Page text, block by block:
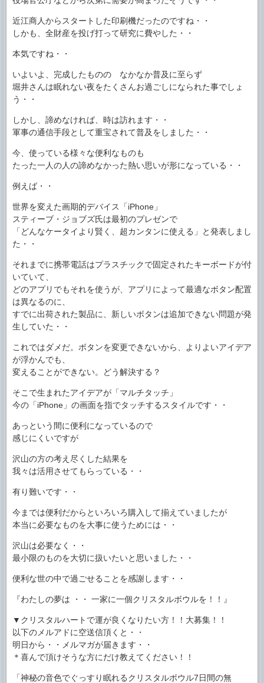
近江商人からスタートした印刷機だったのですね・・
しかも、全財産を投げ打って研究に費やした・・
本気ですね・・
いよいよ、完成したものの なかなか普及に至らず
堀井さんは眠れない夜をたくさんお過ごしになられた事でしょ
う・・
しかし、諦めなければ、時は訪れます・・
軍事の通信手段として重宝されて普及をしました・・
今、使っている様々な便利なものも
たった一人の人の諦めなかった熱い思いが形になっている・・
例えば・・
世界を変えた画期的デバイス「iPhone」
スティーブ・ジョブズ氏は最初のプレゼンで
「どんなケータイより賢く、超カンタンに使える」と発表しまし
た・・
それまでに携帯電話はプラスチックで固定されたキーボードが付
いていて、
どのアプリでもそれを使うが、アプリによって最適なボタン配置
は異なるのに、
すでに出荷された製品に、新しいボタンは追加できない問題が発
生していた・・
これではダメだ。ボタンを変更できないから、よりよいアイデア
が浮かんでも、
変えることができない。どう解決する？
そこで生まれたアイデアが「マルチタッチ」
今の「iPhone」の画面を指でタッチするスタイルです・・
あっという間に便利になっているので
感じにくいですが
沢山の方の考え尽くした結果を
我々は活用させてもらっている・・
有り難いです・・
今までは便利だからといろいろ購入して揃えていましたが
本当に必要なものを大事に使うためには・・
沢山は必要なく・・
最小限のものを大切に扱いたいと思いました・・
便利な世の中で過ごせることを感謝します・・
『わたしの夢は ・・ 一家に一個クリスタルボウルを！！』
▼クリスタルハートで運が良くなりたい方！！大募集！！
以下のメルアドに空送信頂くと・・
明日から・・メルマガが届きます・・
＊喜んで頂けそうな方にだけ教えてください！！
「神秘の音色でぐっすり眠れるクリスタルボウル7日間の無